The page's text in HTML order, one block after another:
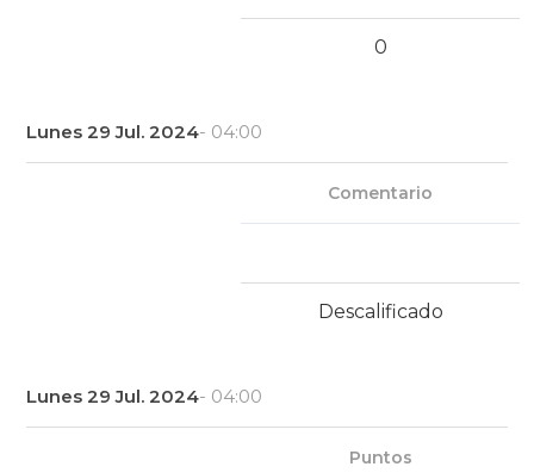
0
Lunes 29 Jul. 2024- 04:00
Comentario
Descalificado
Lunes 29 Jul. 2024- 04:00
Puntos